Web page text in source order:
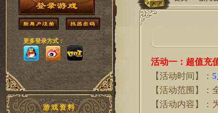
更多登录方式：
游戏资料
活动一：超值充
【活动时间】：
【活动范围】：
【活动内容】